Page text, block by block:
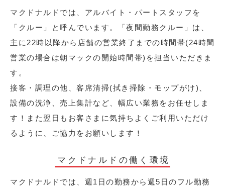
マクドナルドでは、アルバイト・パートスタッフを
「クルー」と呼んでいます。「夜間勤務クルー」は、
主に22時以降から店舗の営業終了までの時間帯(24時間
営業の場合は朝マックの開始時間帯)を担当いただきま
す。
接客・調理の他、客席清掃(拭き掃除・モップがけ)、
設備の洗浄、売上集計など、幅広い業務をお任せしま
す！また翌日もお客さまに気持ちよくご利用いただけ
るように、ご協力をお願いします！
マクドナルドの働く環境
マクドナルドでは、週1日の勤務から週5日のフル勤務